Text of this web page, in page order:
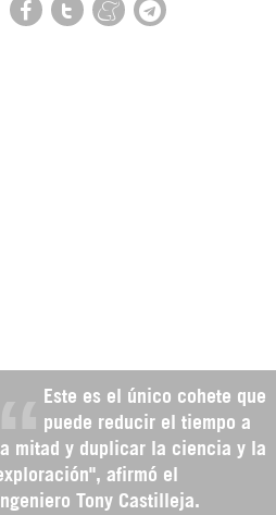
Este es el único cohete que
puede reducir el tiempo a
la mitad y duplicar la ciencia y la
afirmó el
Tony Castilleja.